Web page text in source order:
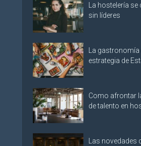
La hostelería se
sin líderes
La
estrategia de
Como afrontar
de talento en
Las novedades